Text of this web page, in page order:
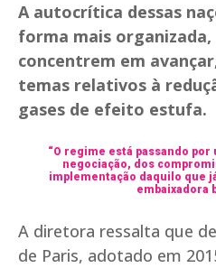
A autocrítica dessas
forma mais organizada,
concentrem em
temas relativos à
gases de efeito estufa.
“O regime está passando
negociação, dos
implementação daquilo que
embaixadora
A diretora ressalta que
de Paris, adotado em